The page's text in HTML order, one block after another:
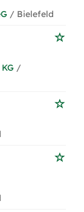
/ Bielefeld
/